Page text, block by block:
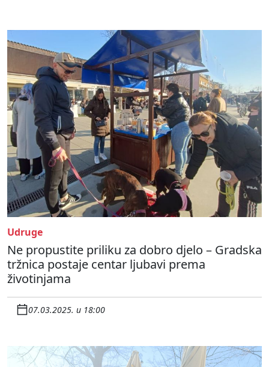
Udruge
Ne propustite priliku za dobro djelo – Gradska
tržnica postaje centar ljubavi prema
životinjama
07.03.2025. u 18:00